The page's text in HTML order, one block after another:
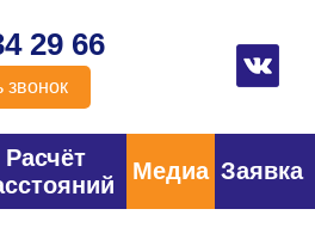
29 66
звонок
Расчёт
Медиа Заявка